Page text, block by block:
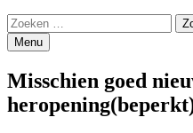
Search
Zoeken
naar:
Menu
Misschien goed